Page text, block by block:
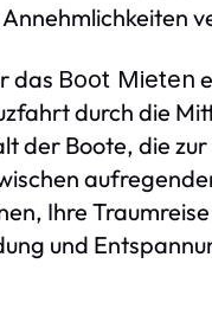
das Boot Mieten
durch die
der Boote, die
Ihre
und